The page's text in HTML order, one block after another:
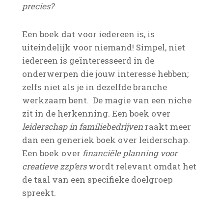
precies?
Een boek dat voor iedereen is, is
uiteindelijk voor niemand! Simpel, niet
iedereen is geïnteresseerd in de
onderwerpen die jouw interesse hebben;
zelfs niet als je in dezelfde branche
werkzaam bent. De magie van een niche
zit in de herkenning. Een boek over
leiderschap in familiebedrijvenraakt meer
dan een generiek boek over leiderschap.
Een boek over financiële planning voor
creatieve zzp’erswordt relevant omdat het
de taal van een specifieke doelgroep
spreekt.